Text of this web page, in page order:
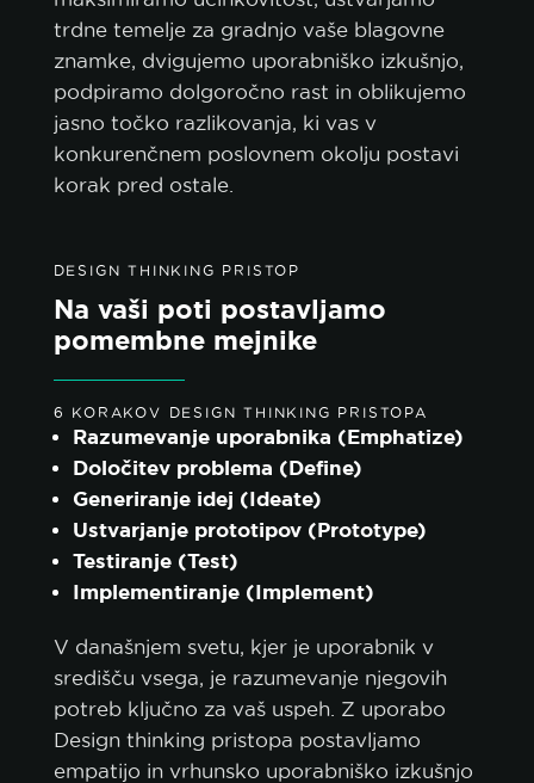
trdne temelje za gradnjo vaše blagovne
znamke, dvigujemo uporabniško izkušnjo,
podpiramo dolgoročno rast in oblikujemo
jasno točko razlikovanja, ki vas v
konkurenčnem poslovnem okolju postavi
korak pred ostale.
DESIGN THINKING PRISTOP
Na vaši poti postavljamo
pomembne mejnike
6 KORAKOV DESIGN THINKING PRISTOPA
Razumevanje uporabnika (Emphatize)
Določitev problema (Define)
Generiranje idej (Ideate)
Ustvarjanje prototipov (Prototype)
Testiranje (Test)
Implementiranje (Implement)
V današnjem svetu, kjer je uporabnik v
središču vsega, je razumevanje njegovih
potreb ključno za vaš uspeh. Z uporabo
Design thinking pristopa postavljamo
empatijo in vrhunsko uporabniško izkušnjo